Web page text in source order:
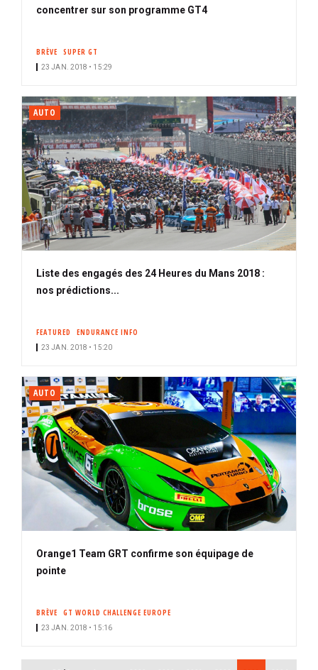
concentrer sur son programme GT4
BRÈVE SUPER GT
23 JAN. 2018 • 15:29
AUTO
Liste des engagés des 24 Heures du Mans 2018 :
nos prédictions...
FEATURED ENDURANCE INFO
23 JAN. 2018 • 15:20
AUTO
Orange1 Team GRT confirme son équipage de
pointe
BRÈVE GT WORLD CHALLENGE EUROPE
23 JAN. 2018 • 15:16